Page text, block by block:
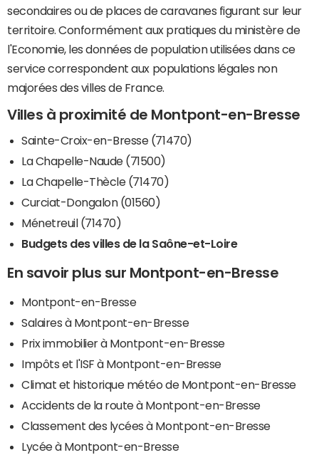
secondaires ou de places de caravanes figurant sur leur
territoire. Conformément aux pratiques du ministère de
l'Economie, les données de population utilisées dans ce
service correspondent aux populations légales non
majorées des villes de France.
Villes à proximité de Montpont-en-Bresse
Sainte-Croix-en-Bresse (71470)
La Chapelle-Naude (71500)
La Chapelle-Thècle (71470)
Curciat-Dongalon (01560)
Ménetreuil (71470)
Budgets des villes de la Saône-et-Loire
En savoir plus sur Montpont-en-Bresse
Montpont-en-Bresse
Salaires à Montpont-en-Bresse
Prix immobilier à Montpont-en-Bresse
Impôts et l'ISF à Montpont-en-Bresse
Climat et historique météo de Montpont-en-Bresse
Accidents de la route à Montpont-en-Bresse
Classement des lycées à Montpont-en-Bresse
Lycée à Montpont-en-Bresse